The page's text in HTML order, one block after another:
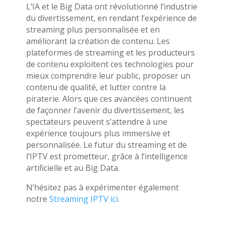
L’IA et le Big Data ont révolutionné l’industrie
du divertissement, en rendant l’expérience de
streaming plus personnalisée et en
améliorant la création de contenu. Les
plateformes de streaming et les producteurs
de contenu exploitent ces technologies pour
mieux comprendre leur public, proposer un
contenu de qualité, et lutter contre la
piraterie. Alors que ces avancées continuent
de façonner l’avenir du divertissement, les
spectateurs peuvent s’attendre à une
expérience toujours plus immersive et
personnalisée. Le futur du streaming et de
l’IPTV est prometteur, grâce à l’intelligence
artificielle et au Big Data.
N’hésitez pas à expérimenter également
notre Streaming IPTV ici.